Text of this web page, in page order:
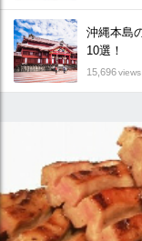
沖縄本島
10選！
15,696views